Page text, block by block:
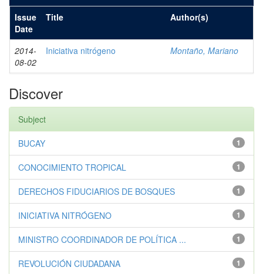
Issue
Date
Title Author(s)
2014-
08-02
Iniciativa nitrógeno Montaño, Mariano
Discover
Subject
1
BUCAY
1
CONOCIMIENTO TROPICAL
1
DERECHOS FIDUCIARIOS DE BOSQUES
1
INICIATIVA NITRÓGENO
1
MINISTRO COORDINADOR DE POLÍTICA ...
1
REVOLUCIÓN CIUDADANA